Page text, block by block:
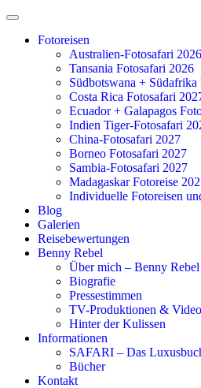
Zum
springenFotoreisen
Australien-Fotosafari
Tansania Fotosafari 2026
Südbotswana + Südafrika
Costa Rica Fotosafari
Ecuador + Galapagos
Indien Tiger-Fotosafari
China-Fotosafari 2027
Borneo Fotosafari 2027
Sambia-Fotosafari 2027
Madagaskar Fotoreise
Individuelle Fotoreisen
Blog
Galerien
Reisebewertungen
Benny Rebel
Über mich – Benny Rebel
Biografie
Pressestimmen
TV-Produktionen &
Hinter der Kulissen
Informationen
SAFARI – Das
Bücher
Kontakt